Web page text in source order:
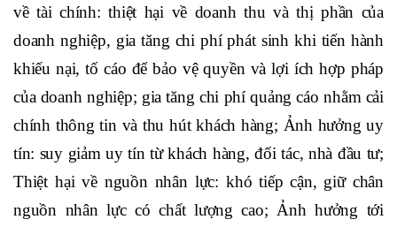
về tài chính: thiệt hại về doanh thu và thị phần của
doanh nghiệp, gia tăng chi phí phát sinh khi tiến hành
khiếu nại, tố cáo để bảo vệ quyền và lợi ích hợp pháp
của doanh nghiệp; gia tăng chi phí quảng cáo nhằm cải
chính thông tin và thu hút khách hàng; Ảnh hưởng uy
tín: suy giảm uy tín từ khách hàng, đối tác, nhà đầu tư;
Thiệt hại về nguồn nhân lực: khó tiếp cận, giữ chân
nguồn nhân lực có chất lượng cao; Ảnh hưởng tới